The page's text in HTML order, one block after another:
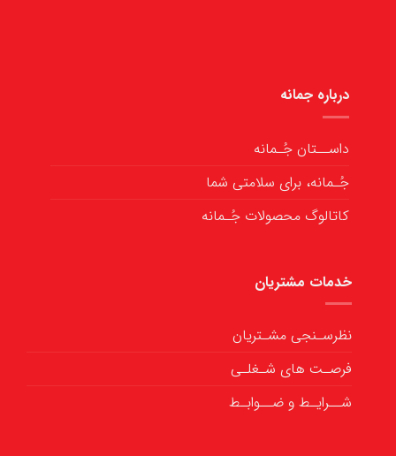
درباره جمانه
داســتان جُـمانه
جُـمانه، برای سلامتی شما
کاتالوگ محصولات جُـمانه
خدمات مشتریان
نظرسـنجی مشـتریان
فرصـت های شـغلـی
شــرایـط و ضــوابـط